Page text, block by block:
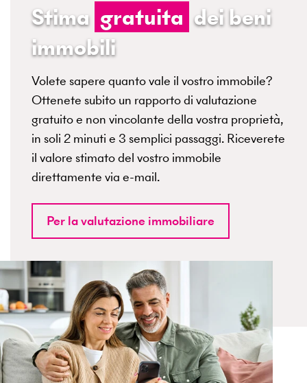
Stima gratuita dei beni
immobili
Volete sapere quanto vale il vostro immobile?
Ottenete subito un rapporto di valutazione
gratuito e non vincolante della vostra proprietà,
in soli 2 minuti e 3 semplici passaggi. Riceverete
il valore stimato del vostro immobile
direttamente via e-mail.
Per la valutazione immobiliare